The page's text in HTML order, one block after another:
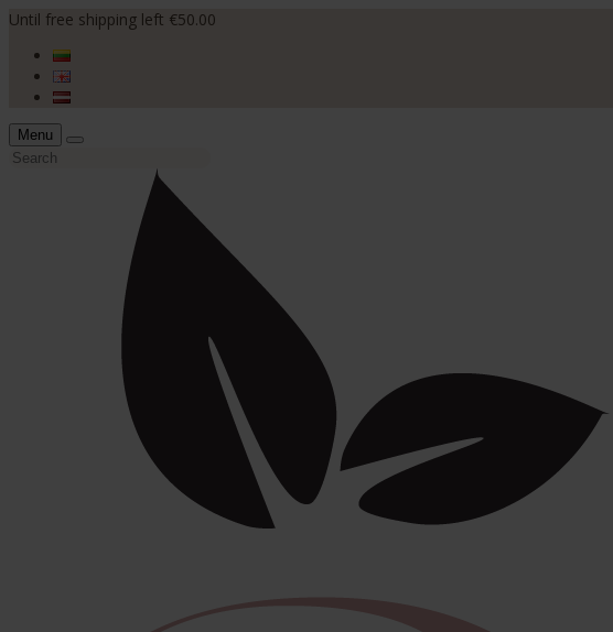
Until free shipping left €50.00
Menu